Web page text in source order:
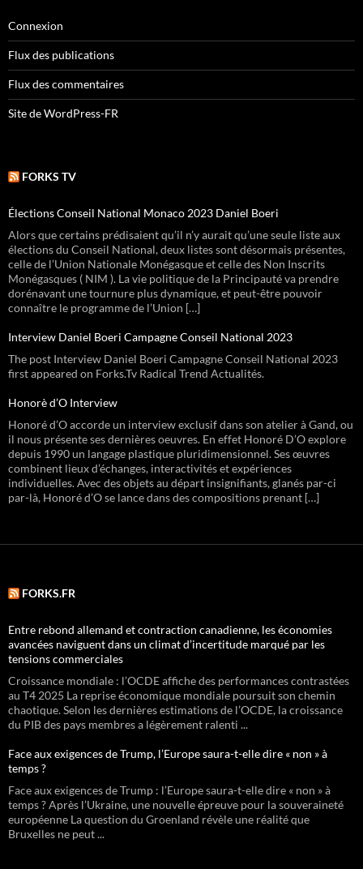
Connexion
Flux des publications
Flux des commentaires
Site de WordPress-FR
FORKS TV
Élections Conseil National Monaco 2023 Daniel Boeri
Alors que certains prédisaient qu’il n’y aurait qu’une seule liste aux
élections du Conseil National, deux listes sont désormais présentes,
celle de l’Union Nationale Monégasque et celle des Non Inscrits
Monégasques ( NIM ). La vie politique de la Principauté va prendre
dorénavant une tournure plus dynamique, et peut-être pouvoir
connaître le programme de l’Union […]
Interview Daniel Boeri Campagne Conseil National 2023
The post Interview Daniel Boeri Campagne Conseil National 2023
first appeared on Forks.Tv Radical Trend Actualités.
Honorè d’O Interview
Honoré d’O accorde un interview exclusif dans son atelier à Gand, ou
il nous présente ses dernières oeuvres. En effet Honoré D’O explore
depuis 1990 un langage plastique pluridimensionnel. Ses œuvres
combinent lieux d’échanges, interactivités et expériences
individuelles. Avec des objets au départ insignifiants, glanés par-ci
par-là, Honoré d’O se lance dans des compositions prenant […]
FORKS.FR
Entre rebond allemand et contraction canadienne, les économies
avancées naviguent dans un climat d’incertitude marqué par les
tensions commerciales
Croissance mondiale : l’OCDE affiche des performances contrastées
au T4 2025 La reprise économique mondiale poursuit son chemin
chaotique. Selon les dernières estimations de l’OCDE, la croissance
du PIB des pays membres a légèrement ralenti ...
Face aux exigences de Trump, l’Europe saura-t-elle dire « non » à
temps ?
Face aux exigences de Trump : l’Europe saura-t-elle dire « non » à
temps ? Après l’Ukraine, une nouvelle épreuve pour la souveraineté
européenne La question du Groenland révèle une réalité que
Bruxelles ne peut ...